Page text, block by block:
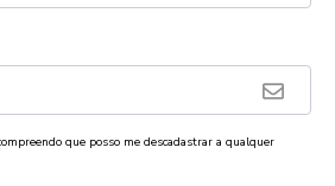
que posso me descadastrar a qualquer